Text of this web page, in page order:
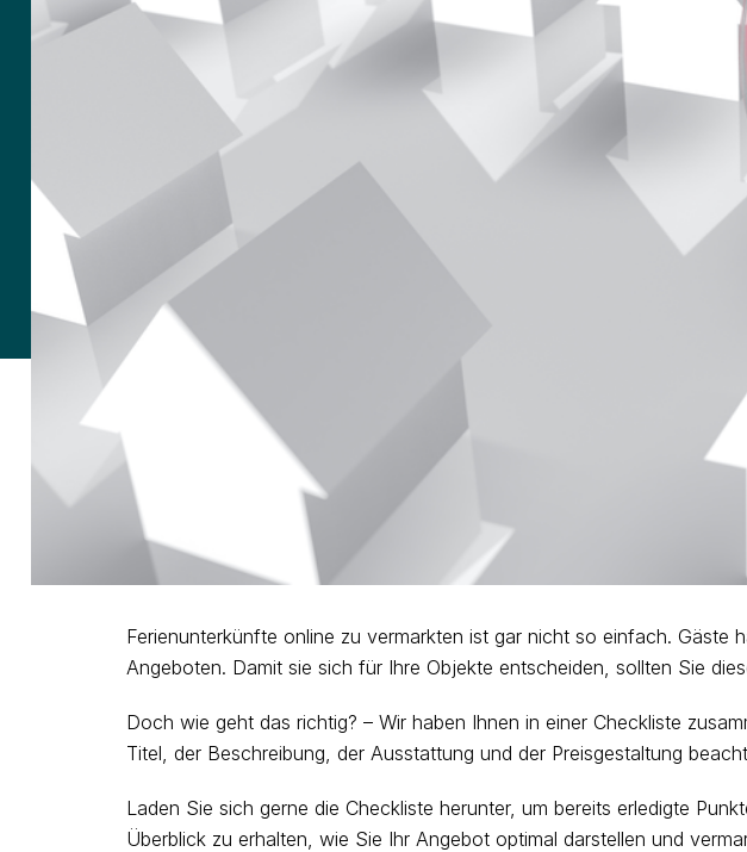
Ferienunterkünfte online zu vermarkten ist gar nicht so einfach. Gäste
Angeboten. Damit sie sich für Ihre Objekte entscheiden, sollten Sie
Doch wie geht das richtig? – Wir haben Ihnen in einer Checkliste
Titel, der Beschreibung, der Ausstattung und der Preisgestaltung
Laden Sie sich gerne die Checkliste herunter, um bereits erledigte
Überblick zu erhalten, wie Sie Ihr Angebot optimal darstellen und